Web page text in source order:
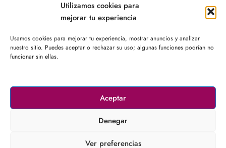
Utilizamos cookies para
mejorar tu experiencia
Usamos cookies para mejorar tu experiencia, mostrar anuncios y analizar
nuestro sitio. Puedes aceptar o rechazar su uso; algunas funciones podrían no
funcionar sin ellas.
Aceptar
Denegar
Ver preferencias
POLÍTICAS / INFORMACIÓN
ACCESO RÁPIDO
© 2003–2026DetalleShop. Todos los derechos reservados.